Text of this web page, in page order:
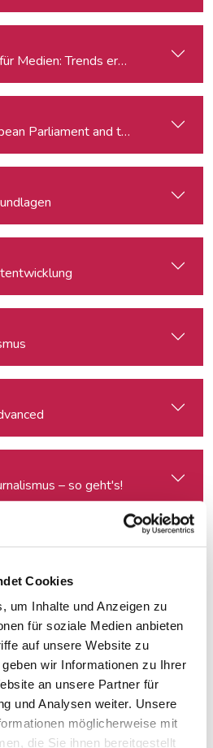
Cookies
um Inhalte und Anzeigen zu
für soziale Medien anbieten
auf unsere Website zu
wir Informationen zu Ihrer
an unsere Partner für
und Analysen weiter. Unsere
möglicherweise mit
die Sie ihnen bereitgestellt
Medien: Trends erkennen &
– so geht's!
in Bad Aussee